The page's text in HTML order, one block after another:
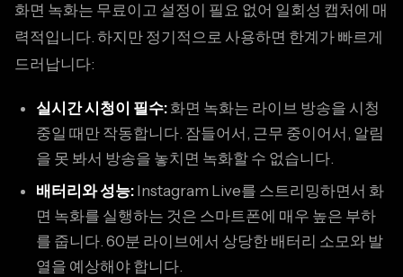
화면 녹화는 무료이고 설정이 필요 없어 일회성 캡처에 매
력적입니다. 하지만 정기적으로 사용하면 한계가 빠르게
드러납니다:
실시간 시청이 필수: 화면 녹화는 라이브 방송을 시청
중일 때만 작동합니다. 잠들어서, 근무 중이어서, 알림
을 못 봐서 방송을 놓치면 녹화할 수 없습니다.
배터리와 성능: Instagram Live를 스트리밍하면서 화
면 녹화를 실행하는 것은 스마트폰에 매우 높은 부하
를 줍니다. 60분 라이브에서 상당한 배터리 소모와 발
열을 예상해야 합니다.